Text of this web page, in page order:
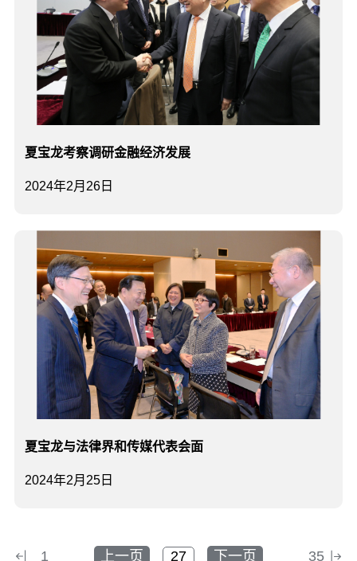
2024年2月26日
夏宝龙考察调研金融经济发展
2024年2月25日
夏宝龙与法律界和传媒代表会面
1 上一页 下一页 35